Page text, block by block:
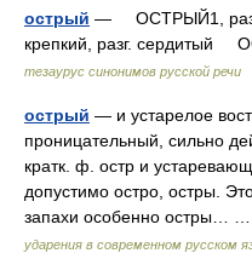
острый — ОСТРЫЙ1, разг.
крепкий, разг. сердитый
тезаурус синонимов русской речи
острый — и устарелое
проницательный, сильно
кратк. ф. остр и
допустимо остро, остры.
запахи особенно остры…
ударения в современном русском